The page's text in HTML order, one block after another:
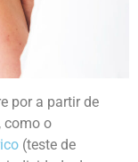
por a partir de
, como o
(teste de